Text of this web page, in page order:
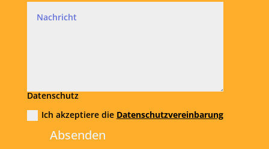
Datenschutz
Ich akzeptiere die Datenschutzvereinbarung
Absenden